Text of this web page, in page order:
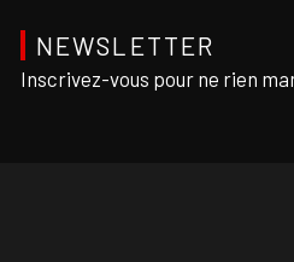
NEWSLETTER
Inscrivez-vous pour ne rien